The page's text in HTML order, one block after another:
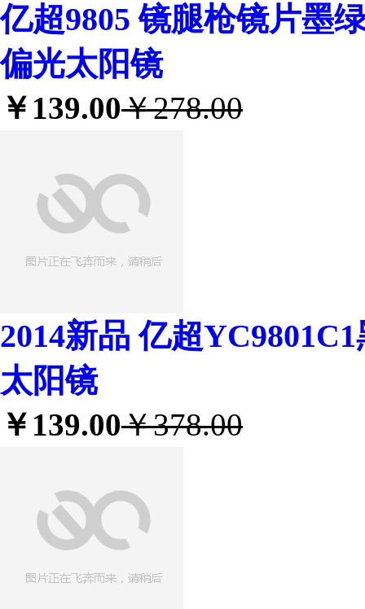
亿超9805 镜腿枪镜片墨
偏光太阳镜
￥139.00￥278.00
2014新品 亿超
太阳镜
￥139.00￥378.00